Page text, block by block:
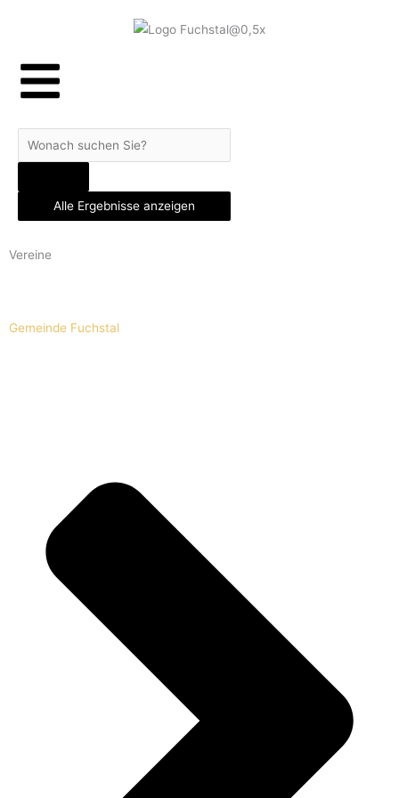
Search
...
Alle Ergebnisse anzeigen
Vereine
Gemeinde Fuchstal